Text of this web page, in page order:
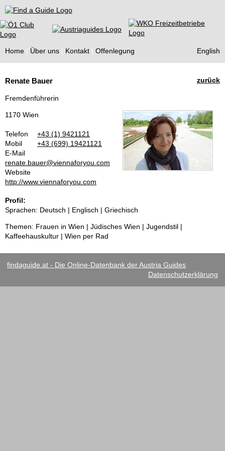
Find a Guide
Home Über uns Kontakt Offenlegung English
Guides
zurück
Renate Bauer
Fremdenführerin
1170 Wien
Telefon
+43 (1) 9421121
Mobil
+43 (699) 19421121
E-Mail
renate.bauer@viennaforyou.com
Website
http://www.viennaforyou.com
Profil:
Sprachen: Deutsch | Englisch | Griechisch
Themen: Frauen in Wien | Jüdisches Wien | Jugendstil |
Kaffeehauskultur | Wien per Rad
findaguide.at - Die Online-Datenbank der Austria Guides
Datenschutzerklärung